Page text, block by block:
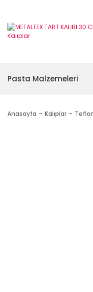
Pasta Malzemeleri
Anasayfa Kalıplar